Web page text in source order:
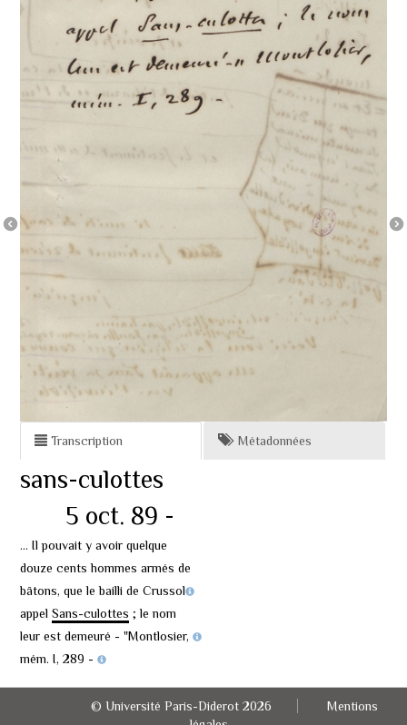
Transcription Métadonnées
sans-culottes
5 oct. 89 -
... Il pouvait y avoir quelque
douze cents hommes armés de
bâtons, que le bailli de Crussol
appel Sans-culottes ; le nom
leur est demeuré - "Montlosier,
mém. I, 289 -
© Université Paris-Diderot 2026
Mentions